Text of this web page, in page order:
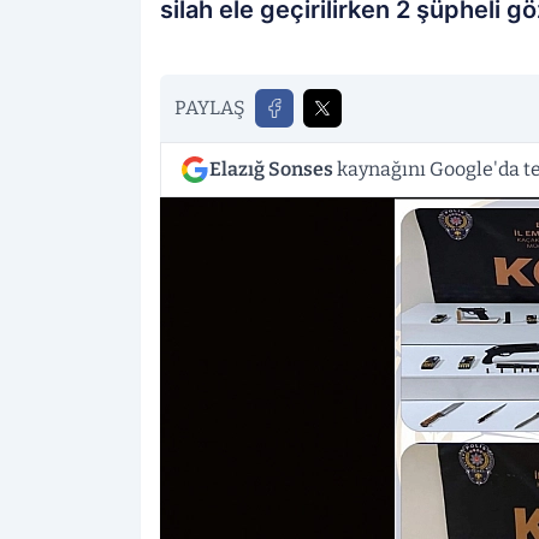
silah ele geçirilirken 2 şüpheli
PAYLAŞ
Elazığ Sonses kaynağını Google'da